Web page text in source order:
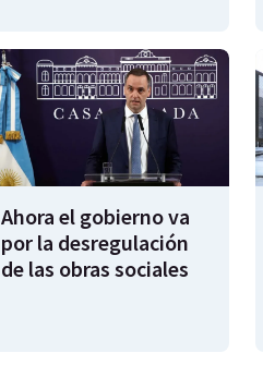
Ahora el gobierno va
por la desregulación
de las obras sociales